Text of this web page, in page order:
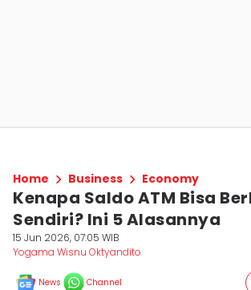
Home Business Economy
Kenapa Saldo ATM Bisa
Sendiri? Ini 5 Alasannya
15 Jun 2026, 07:05 WIB
Yogama Wisnu Oktyandito
News Channel